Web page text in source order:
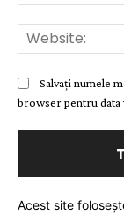
Salvați numele
browser pentru data
Acest site